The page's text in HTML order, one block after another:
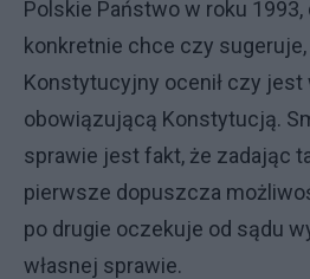
Polskie Państwo w roku
konkretnie chce czy sugeruje,
Konstytucyjny ocenił czy jest
obowiązującą Konstytucją.
sprawie jest fakt, że zadając
pierwsze dopuszcza
po drugie oczekuje od sądu
własnej sprawie.